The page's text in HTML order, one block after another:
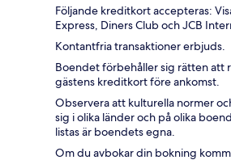
Följande kreditkort accepteras:
Express, Diners Club och JCB
Kontantfria transaktioner erbjuds.
Boendet förbehåller sig rätten att
gästens kreditkort före ankomst.
Observera att kulturella normer
sig i olika länder och på olika
listas är boendets egna.
Om du avbokar din bokning